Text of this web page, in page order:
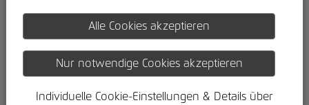
Alle Cookies akzeptieren
Nur notwendige Cookies akzeptieren
Individuelle Cookie-Einstellungen & Details über